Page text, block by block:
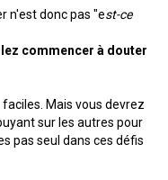
n'est donc pas "est-ce
commencer à douter
Mais vous devrez
sur les autres pour
pas seul dans ces défis